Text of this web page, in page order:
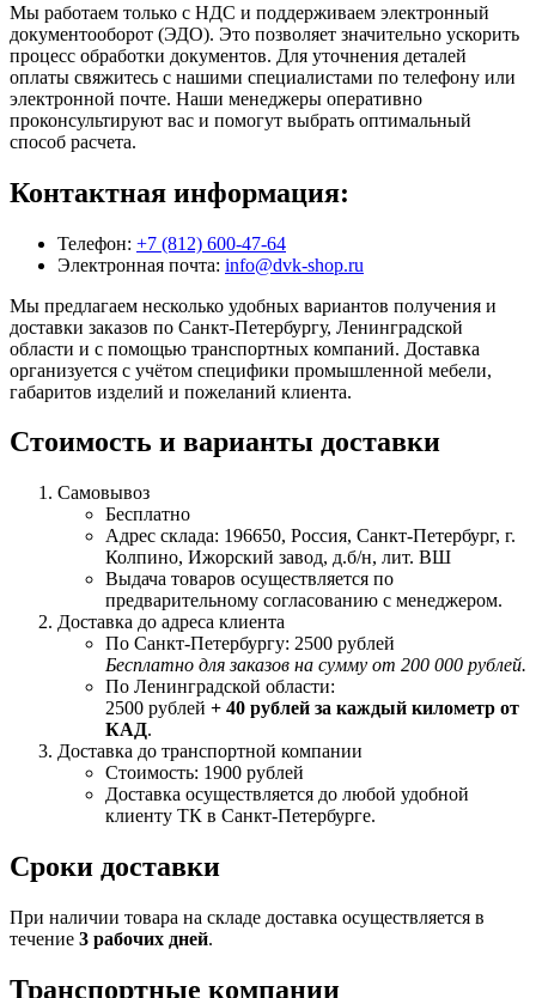
Мы работаем только с НДС и поддерживаем электронный
документооборот (ЭДО). Это позволяет значительно ускорить
процесс обработки документов. Для уточнения деталей
оплаты свяжитесь с нашими специалистами по телефону или
электронной почте. Наши менеджеры оперативно
проконсультируют вас и помогут выбрать оптимальный
способ расчета.
Контактная информация:
Телефон: +7 (812) 600-47-64
Электронная почта: info@dvk-shop.ru
Мы предлагаем несколько удобных вариантов получения и
доставки заказов по Санкт-Петербургу, Ленинградской
области и с помощью транспортных компаний. Доставка
организуется с учётом специфики промышленной мебели,
габаритов изделий и пожеланий клиента.
Стоимость и варианты доставки
Самовывоз
Бесплатно
Адрес склада: 196650, Россия, Санкт-Петербург, г.
Колпино, Ижорский завод, д.б/н, лит. ВШ
Выдача товаров осуществляется по
предварительному согласованию с менеджером.
Доставка до адреса клиента
По Санкт-Петербургу: 2500 рублей
Бесплатно для заказов на сумму от 200 000 рублей.
По Ленинградской области:
2500 рублей + 40 рублей за каждый километр от
КАД.
Доставка до транспортной компании
Стоимость: 1900 рублей
Доставка осуществляется до любой удобной
клиенту ТК в Санкт-Петербурге.
Сроки доставки
При наличии товара на складе доставка осуществляется в
течение 3 рабочих дней.
Транспортные компании